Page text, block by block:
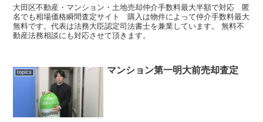
大田区不動産・マンション・土地売却仲介手数料最大半額で対応 匿
名でも相場価格瞬間査定サイト 購入は物件によって仲介手数料最大
無料です。代表は法務大臣認定司法書士を兼業しています。 無料不
動産法務相談にも対応させて頂きます。
topics マンション第一明大前売却査定